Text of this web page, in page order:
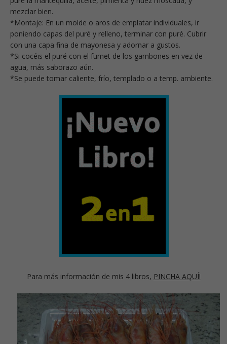
mezclar bien.
*Montaje: En un molde o aros de emplatar individuales, ir
poniendo capas del puré y relleno, terminar con puré. Cubrir
con una capa fina de mayonesa y adornar a gustos.
*Si cocéis el puré con el fumet de los gambones en vez de
agua, más saborazo aún.
*Se puede tomar caliente, frío, templado o a temp. ambiente.
Para más información de mis 4 libros, PINCHA AQUÍ!